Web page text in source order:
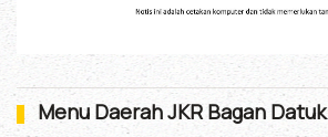
Menu Daerah JKR Bagan Datuk